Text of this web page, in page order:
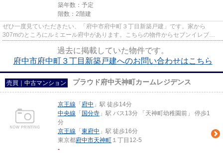
築年数：予定
階数：2階建
ぜひ一度見ていただきたい、「府中市府中町３丁目新築戸建」です。家から
307mのところにルミエール府中があります。こちらの物件からセブンイレブン
過去に掲載していた物件です。
府中市府中町３丁目新築戸建へのお問い合わせはこちら
売買｜中古マンション プラウド府中天神町カームレジデンス
京王線 「 府中 」駅 徒歩14分
中央線 「 国分寺 」駅 バス13分 「天神町幼稚園前」 停歩1
分
京王線 「 東府中 」駅 徒歩16分
東京都府中市天神町 １丁目12-5
-